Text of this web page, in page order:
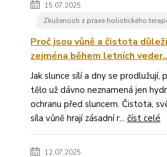
15.07.2025
Zkušenosti z praxe holistického
Proč jsou vůně a čistota
zejména během letních
Jak slunce sílí a dny se prodlužují,
tělo už dávno neznamená jen
ochranu před sluncem. Čistota,
síla vůně hrají zásadní r... číst celé
12.07.2025